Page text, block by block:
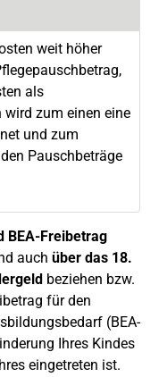
weit höher
als
zum einen eine
und zum
Pauschbeträge
BEA-Freibetrag
auch über das 18.
beziehen bzw.
für den
(BEA-
Ihres Kindes
eingetreten ist.